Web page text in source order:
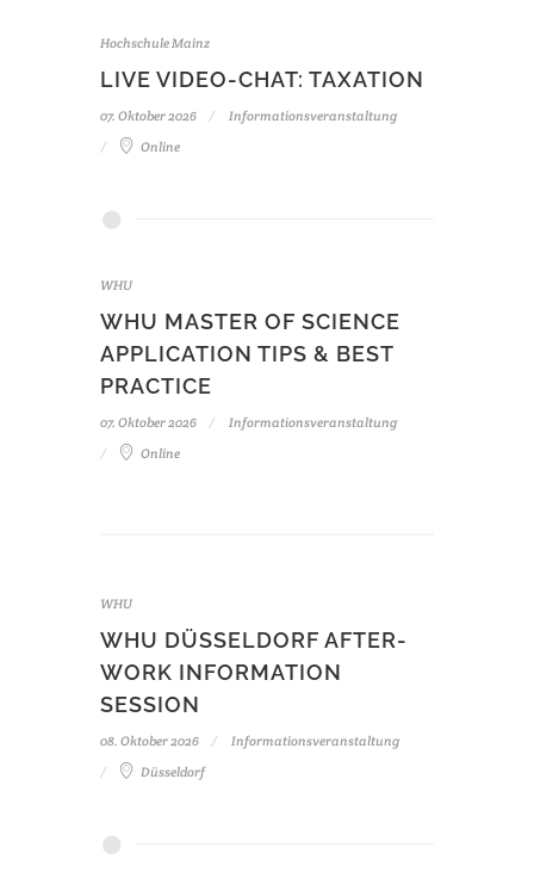
Hochschule Mainz
LIVE VIDEO-CHAT: TAXATION
07. Oktober 2026
Informationsveranstaltung
Online
WHU
WHU MASTER OF SCIENCE
APPLICATION TIPS & BEST
PRACTICE
07. Oktober 2026
Informationsveranstaltung
Online
WHU
WHU DÜSSELDORF AFTER-
WORK INFORMATION
SESSION
08. Oktober 2026
Informationsveranstaltung
Düsseldorf